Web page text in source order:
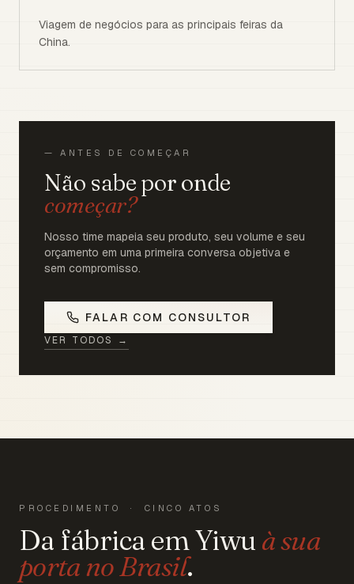
Viagem de negócios para as principais feiras da
China.
— ANTES DE COMEÇAR
Não sabe por onde
começar?
Nosso time mapeia seu produto, seu volume e seu
orçamento em uma primeira conversa objetiva e
sem compromisso.
FALAR COM CONSULTOR
VER TODOS →
PROCEDIMENTO · CINCO ATOS
Da fábrica em Yiwu à sua
porta no Brasil.